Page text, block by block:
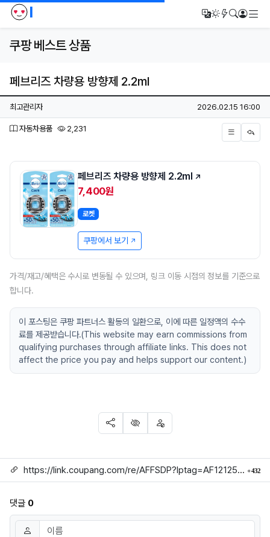
I 번역다크모드
새글/새댓글
검색로그인
쿠팡 베스트 상품
페브리즈 차량용 방향제 2.2ml
페이지 정보
작성자
최고관리자 작성일
2026.02.15 16:00
분류
자동차용품 2,231
본문
페브리즈 차량용 방향제 2.2ml
7,400원
로켓
쿠팡에서 보기
가격/재고/혜택은 수시로 변동될 수 있으며, 링크 이동 시점의 정보를 기준으로
합니다.
이 포스팅은 쿠팡 파트너스 활동의 일환으로, 이에 따른 일정액의 수수
료를 제공받습니다.(This website may earn commissions from
qualifying purchases through affiliate links. This does not
affect the price you pay and helps support our content.)
SNS 공유
신고 차단
링크 https://link.coupang.com/re/AFFSDP?lptag=AF1212524&subid=mojorida2&pageKey=7450686671&itemId=14906820825&vendorItemId=3000264690&traceid=V0-113-f8f1efd68a5fd118 432회
댓글 0
댓글쓰기